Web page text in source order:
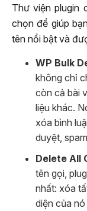
Thư viện plugin
chọn để giúp
tên nổi bật và
WP Bulk
không chỉ
còn cả bài
liệu khác.
xóa bình
duyệt,
Delete All
tên gọi,
nhất: xóa
diện của